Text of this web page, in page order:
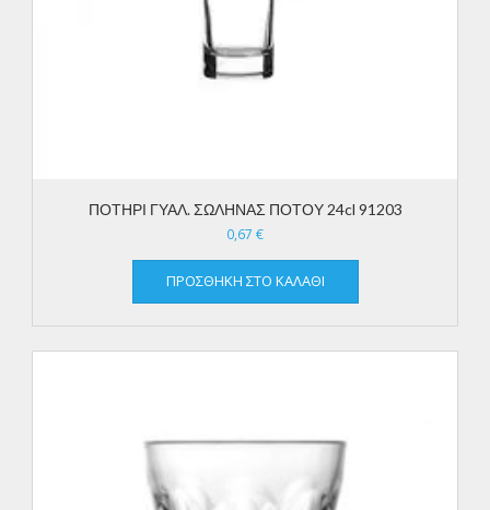
ΠΟΤΗΡΙ ΓΥΑΛ. ΣΩΛΗΝΑΣ ΠΟΤΟΥ 24cl 91203
0,67 €
ΠΡΟΣΘΉΚΗ ΣΤΟ ΚΑΛΆΘΙ